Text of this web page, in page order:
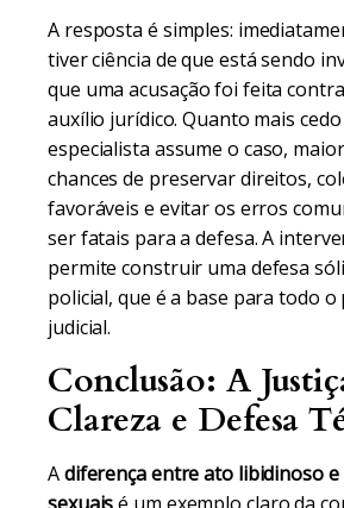
A resposta é simples:
tiver ciência de que está sendo
que uma acusação foi feita
auxílio jurídico. Quanto mais
especialista assume o caso,
chances de preservar direitos,
favoráveis e evitar os erros
ser fatais para a defesa. A
permite construir uma defesa
policial, que é a base para todo o
judicial.
Conclusão: A
Clareza e Defesa
Adiferença entre ato libidinoso